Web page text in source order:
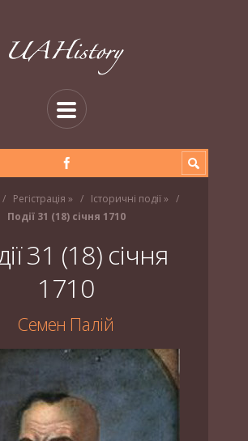
Регістрація » Історичні події»
Події 31 (18) січня 1710
31 (18) січня
1710
Семен Палій